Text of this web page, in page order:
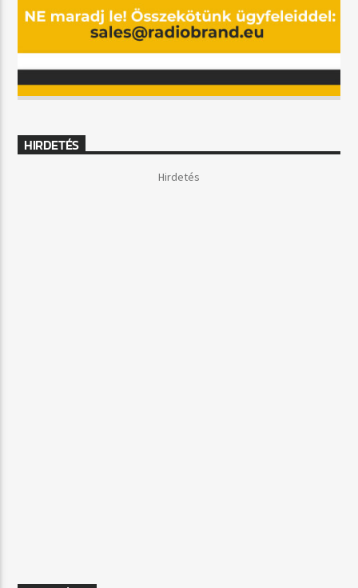
HIRDETÉS
Hirdetés